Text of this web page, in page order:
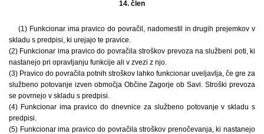
14. člen
(1) Funkcionar ima pravico do povračil, nadomestil in drugih prejemkov v
skladu s predpisi, ki urejajo te pravice.
(2) Funkcionar ima pravico do povračila stroškov prevoza na službeni poti, ki
nastanejo pri opravljanju funkcije ali v zvezi z njo.
(3) Pravico do povračila potnih stroškov lahko funkcionar uveljavlja, če gre za
službeno potovanje izven območja Občine Zagorje ob Savi. Stroški prevoza
se povrnejo v skladu s predpisi.
(4) Funkcionar ima pravico do dnevnice za službeno potovanje v skladu s
predpisi.
(5) Funkcionar ima pravico do povračila stroškov prenočevanja, ki nastanejo